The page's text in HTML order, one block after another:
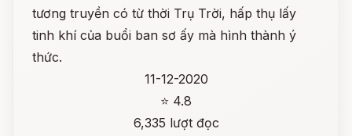
tương truyền có từ thời Trụ Trời, hấp thụ lấy
tinh khí của buổi ban sơ ấy mà hình thành ý
thức.
11-12-2020
⭐ 4.8
6,335 lượt đọc